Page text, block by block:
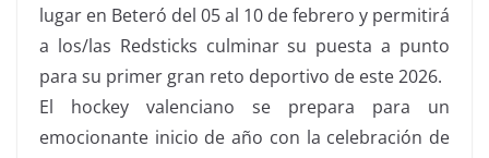
lugar en Beteró del 05 al 10 de febrero y permitirá
a los/las Redsticks culminar su puesta a punto
para su primer gran reto deportivo de este 2026.
El hockey valenciano se prepara para un
emocionante inicio de año con la celebración de